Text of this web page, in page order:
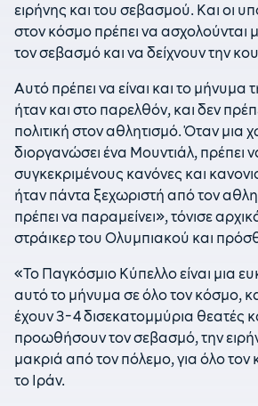
ειρήνης και του σεβασμού. Και οι
στον κόσμο πρέπει να ασχολούνται
τον σεβασμό και να δείχνουν την
Αυτό πρέπει να είναι και το μήνυμα
ήταν και στο παρελθόν, και δεν
πολιτική στον αθλητισμό. Όταν μια
διοργανώσει ένα Μουντιάλ, πρέπει
συγκεκριμένους κανόνες και
ήταν πάντα ξεχωριστή από τον
πρέπει να παραμείνει», τόνισε
στράικερ του Ολυμπιακού και
«Το Παγκόσμιο Κύπελλο είναι μια
αυτό το μήνυμα σε όλο τον κόσμο,
έχουν 3-4 δισεκατομμύρια θεατές
προωθήσουν τον σεβασμό, την
μακριά από τον πόλεμο, για όλο τον
το Ιράν.